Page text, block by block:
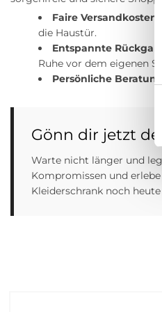
Faire Versandkosten:
die Haustür.
Entspannte
Ruhe vor dem eigenen
Persönliche Beratung:
Gönn dir jetzt
Warte nicht länger und
Kompromissen und
Kleiderschrank noch
Retouren
Tommy Hilfiger steht für